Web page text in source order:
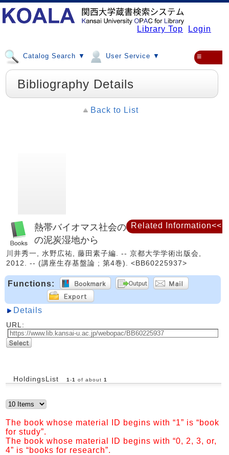
Library Top Login
Catalog Search ▼ User Service ▼ ≡
Bibliography Details
Back to List
熱帯バイオマス社会の再生 : インドネシア
の泥炭湿地から
川井秀一, 水野広祐, 藤田素子編. -- 京都大学学術出版会,
2012. -- (講座生存基盤論 ; 第4巻). <BB60225937>
Functions:
Details
URL:
HoldingsList 1 -1 of about 1
The book whose material ID begins with “1” is “book
for study”.
The book whose material ID begins with “0, 2, 3, or,
4” is “books for research”.
Related Information<<